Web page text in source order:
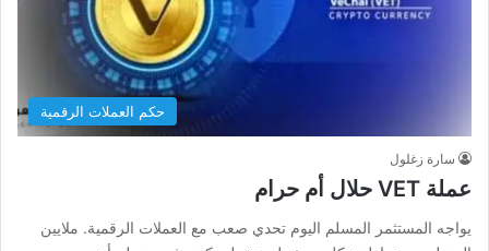
حكم العملات الرقمية
سارة زغلول
عملة VET حلال أم حرام
يواجه المستثمر المسلم اليوم تحدي صعب مع العملات الرقمية. ملايين